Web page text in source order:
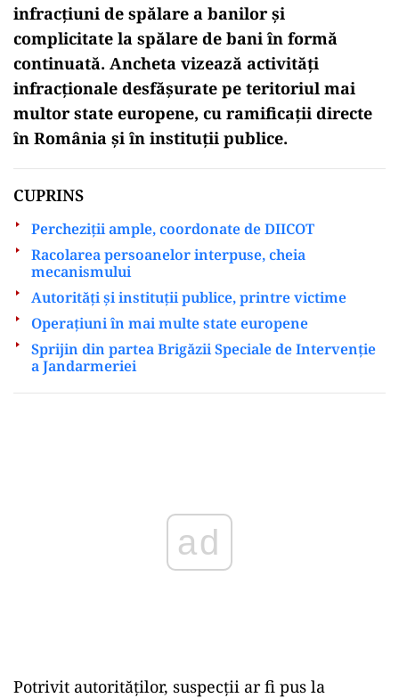
infracțiuni de spălare a banilor și
complicitate la spălare de bani în formă
continuată. Ancheta vizează activități
infracționale desfășurate pe teritoriul mai
multor state europene, cu ramificații directe
în România și în instituții publice.
CUPRINS
Percheziții ample, coordonate de DIICOT
Racolarea persoanelor interpuse, cheia
mecanismului
Autorități și instituții publice, printre victime
Operațiuni în mai multe state europene
Sprijin din partea Brigăzii Speciale de Intervenție
a Jandarmeriei
Potrivit autorităților, suspecții ar fi pus la